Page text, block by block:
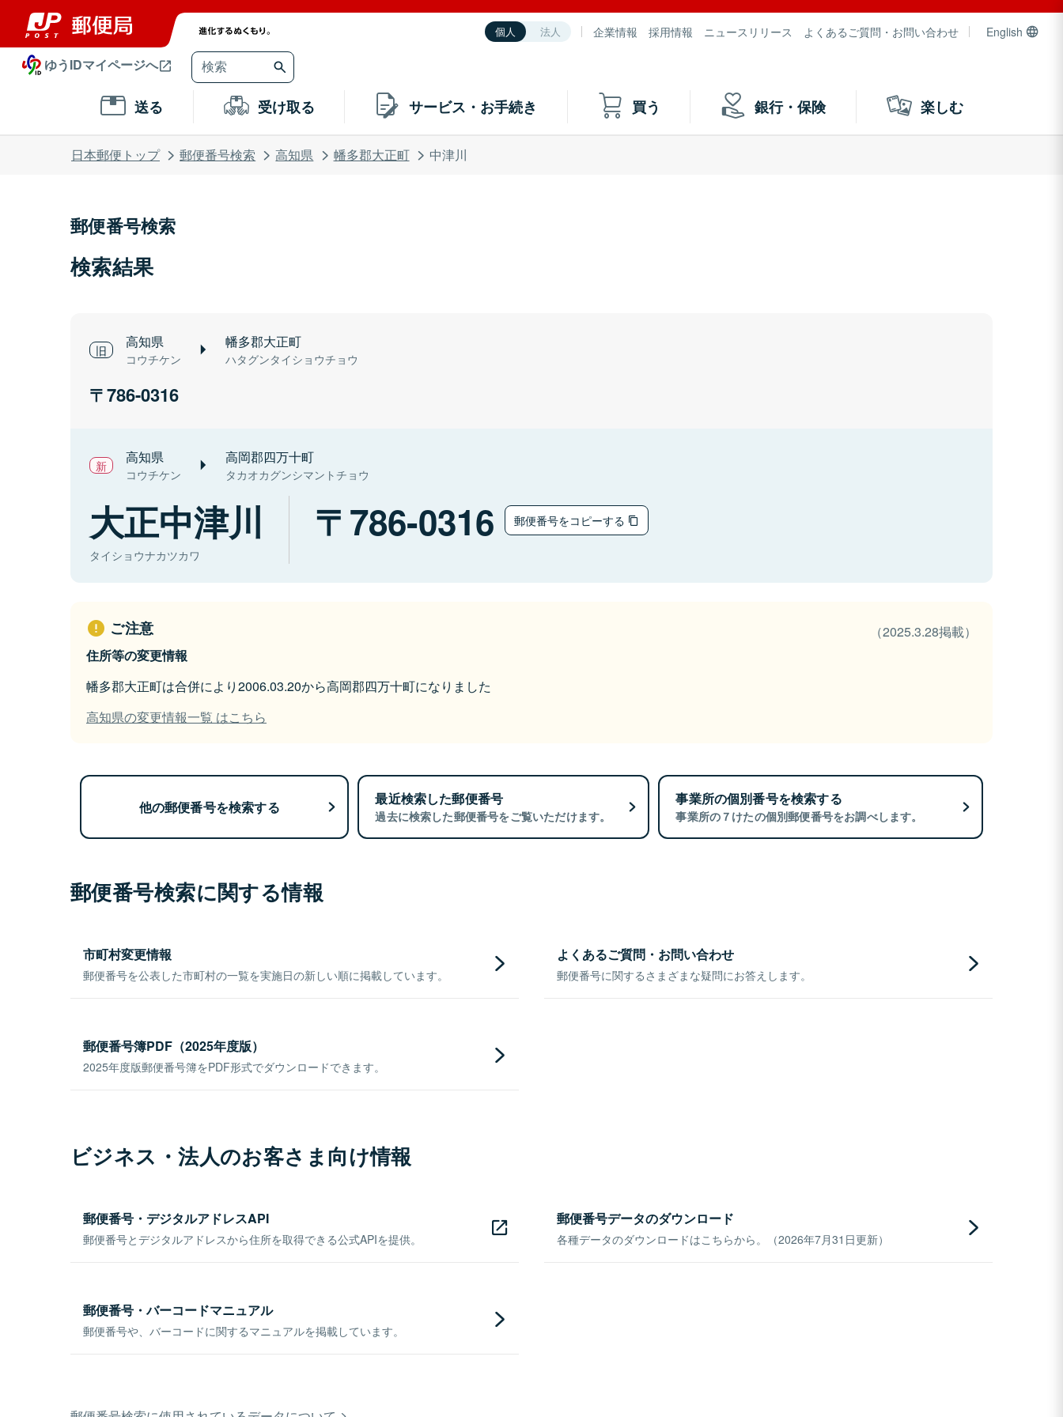
個人 法人 企業情報 採用情報 ニュースリリース よくあるご質問・お問い合わせ English
ゆうIDマイページへ
送る 受け取る サービス・お手続き 買う 銀行・保険 楽しむ
日本郵便トップ 郵便番号検索 高知県 幡多郡大正町 中津川
郵便番号検索
検索結果
高知県
コウチケン
幡多郡大正町
ハタグンタイショウチョウ
786-0316
高知県
コウチケン
高岡郡四万十町
タカオカグンシマントチョウ
大正中津川
タイショウナカツカワ
786-0316 郵便番号をコピーする
ご注意
（2025.3.28掲載）
住所等の変更情報
幡多郡大正町は合併により2006.03.20から高岡郡四万十町になりました
高知県の変更情報一覧 はこちら
他の郵便番号を検索する 最近検索した郵便番号
過去に検索した郵便番号をご覧いただけます。
事業所の個別番号を検索する
事業所の７けたの個別郵便番号をお調べします。
郵便番号検索に関する情報
市町村変更情報
郵便番号を公表した市町村の一覧を実施日の新しい順に掲載しています。
よくあるご質問・お問い合わせ
郵便番号に関するさまざまな疑問にお答えします。
郵便番号簿PDF（2025年度版）
2025年度版郵便番号簿をPDF形式でダウンロードできます。
ビジネス・法人のお客さま向け情報
郵便番号・デジタルアドレスAPI
郵便番号とデジタルアドレスから住所を取得できる公式APIを提供。
郵便番号データのダウンロード
各種データのダウンロードはこちらから。（2026年7月31日更新）
郵便番号・バーコードマニュアル
郵便番号や、バーコードに関するマニュアルを掲載しています。